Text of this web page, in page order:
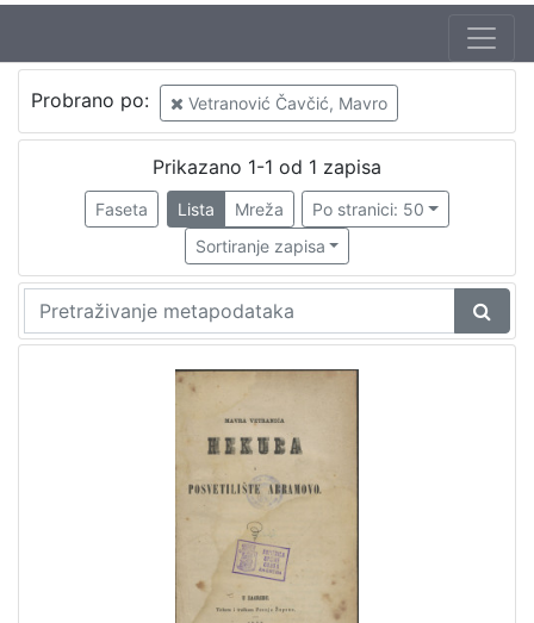
Probrano po: Vetranović Čavčić, Mavro
Prikazano 1-1 od 1 zapisa
Faseta Lista Mreža
Po stranici: 50
Sortiranje zapisa